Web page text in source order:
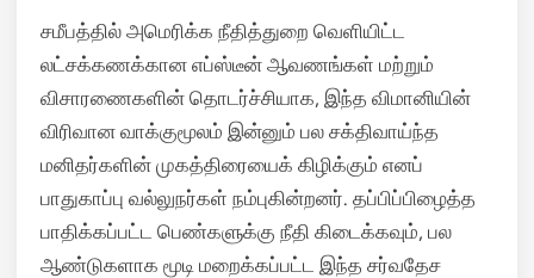
சமீபத்தில் அமெரிக்க நீதித்துறை வெளியிட்ட
லட்சக்கணக்கான எப்ஸ்டீன் ஆவணங்கள் மற்றும்
விசாரணைகளின் தொடர்ச்சியாக, இந்த விமானியின்
விரிவான வாக்குமூலம் இன்னும் பல சக்திவாய்ந்த
மனிதர்களின் முகத்திரையைக் கிழிக்கும் எனப்
பாதுகாப்பு வல்லுநர்கள் நம்புகின்றனர். தப்பிப்பிழைத்த
பாதிக்கப்பட்ட பெண்களுக்கு நீதி கிடைக்கவும், பல
ஆண்டுகளாக மூடி மறைக்கப்பட்ட இந்த சர்வதேச